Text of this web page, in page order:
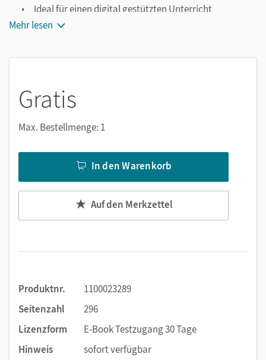
Ideal für einen digital gestützten Unterricht
Notiz- und Markierungsmöglichkeit
Notizen erstellen
Markierungen setzen
Suchen im Text
Zoomen
Mehr lesen
Gratis
Max. Bestellmenge: 1
In den Warenkorb
Auf den Merkzettel
Produktnr.
1100023289
Seitenzahl
296
Lizenzform
E-Book Testzugang 30 Tage
Hinweis
sofort verfügbar